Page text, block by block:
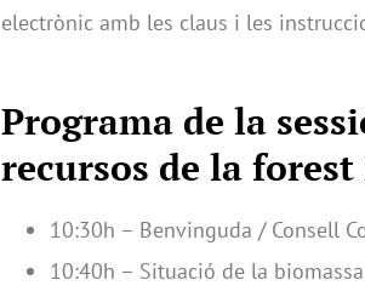
electrònic amb les claus i les
Programa de la
recursos de la
10:30h – Benvinguda / Consell
10:40h – Situació de la